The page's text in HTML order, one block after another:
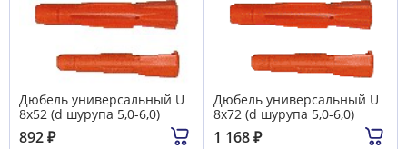
Дюбель универсальный U
8х52 (d шурупа 5,0-6,0)
892₽
Дюбель универсальный U
8х72 (d шурупа 5,0-6,0)
1 168₽